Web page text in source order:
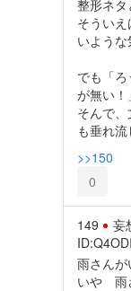
整形ネタ
そうい
いような
でも「
が無い！
そんで
も垂れ流
>>150
0
149 妄
雨さんが
いや 雨